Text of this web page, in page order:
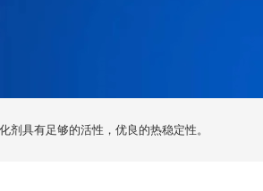
具有足够的活性，优良的热稳定性。